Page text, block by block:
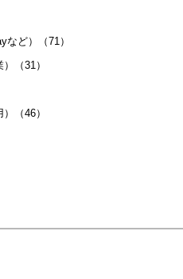
ど）（71）
（31）
（46）